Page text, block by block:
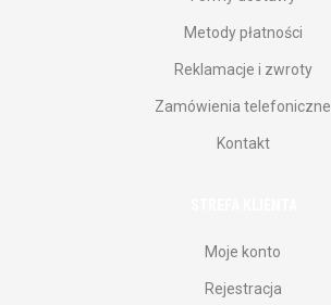
Metody płatności
Reklamacje i zwroty
Zamówienia telefoniczne
Kontakt
Moje konto
Rejestracja